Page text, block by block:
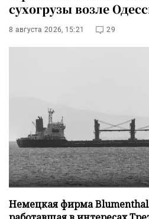
сухогрузы возле
8 августа 2026, 15:21 29
Немецкая фирма Blumenthal